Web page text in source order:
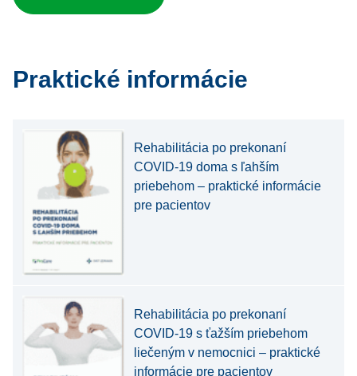
Praktické informácie
Rehabilitácia po prekonaní
COVID-19 doma s ľahším
priebehom – praktické informácie
pre pacientov
Rehabilitácia po prekonaní
COVID-19 s ťažším priebehom
liečeným v nemocnici – praktické
informácie pre pacientov